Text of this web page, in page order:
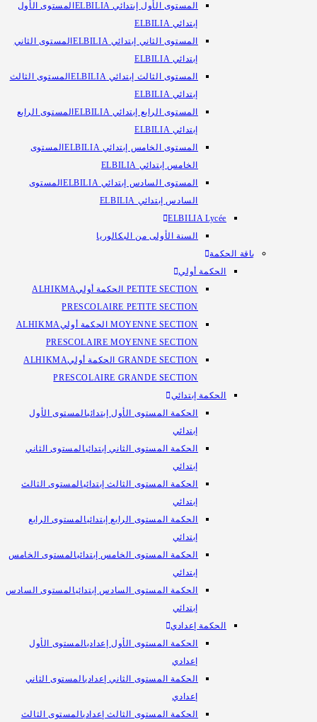
المستوى الأول إبتدائي ELBILIA
المستوى الأول
إبتدائي ELBILIA
المستوى الثاني إبتدائي ELBILIA
المستوى الثاني
إبتدائي ELBILIA
المستوى الثالث إبتدائي ELBILIA
المستوى الثالث
إبتدائي ELBILIA
المستوى الرابع إبتدائي ELBILIA
المستوى الرابع
إبتدائي ELBILIA
المستوى الخامس إبتدائي ELBILIA
المستوى
الخامس إبتدائي ELBILIA
المستوى السادس إبتدائي ELBILIA
المستوى
السادس إبتدائي ELBILIA
ELBILIA Lycée
السنة الأولى من البكالوريا​
باقة الحكمة
الحكمة أولي
PETITE SECTION الحكمة أولي
ALHIKMA
PRESCOLAIRE PETITE SECTION
MOYENNE SECTION الحكمة أولي
ALHIKMA
PRESCOLAIRE MOYENNE SECTION
GRANDE SECTION الحكمة أولي
ALHIKMA
PRESCOLAIRE GRANDE SECTION
الحكمة إبتدائي
الحكمة المستوى الأول إبتدائيالمستوى الأول
إبتدائي
الحكمة المستوى الثاني إبتدائيالمستوى الثاني
إبتدائي
الحكمة المستوى الثالث إبتدائيالمستوى الثالث
إبتدائي
الحكمة المستوى الرابع إبتدائيالمستوى الرابع
إبتدائي
الحكمة المستوى الخامس إبتدائيالمستوى الخامس
إبتدائي
الحكمة المستوى السادس إبتدائيالمستوى السادس
إبتدائي
الحكمة إعدادي
الحكمة المستوى الأول إعداديالمستوى الأول
إعدادي
الحكمة المستوى الثاني إعداديالمستوى الثاني
إعدادي
الحكمة المستوى الثالث إعداديالمستوى الثالث